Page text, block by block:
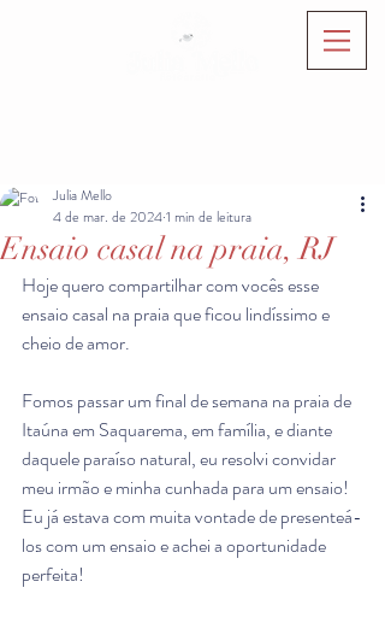
Ensaio casal na praia, RJ
Julia Mello
4 de mar. de 20241 min de leitura
Hoje quero compartilhar com vocês esse
ensaio casal na praia que ficou lindíssimo e
cheio de amor.
Fomos passar um final de semana na praia de
Itaúna em Saquarema, em família, e diante
daquele paraíso natural, eu resolvi convidar
meu irmão e minha cunhada para um ensaio!
Eu já estava com muita vontade de presenteá-
los com um ensaio e achei a oportunidade
perfeita!